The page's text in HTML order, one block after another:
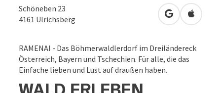
Schöneben 23
4161 Ulrichsberg in Google
in
RAMENAI - Das Böhmerwaldlerdorf im Dreiländereck
Österreich, Bayern und Tschechien. Für alle, die das
Einfache lieben und Lust auf draußen haben.